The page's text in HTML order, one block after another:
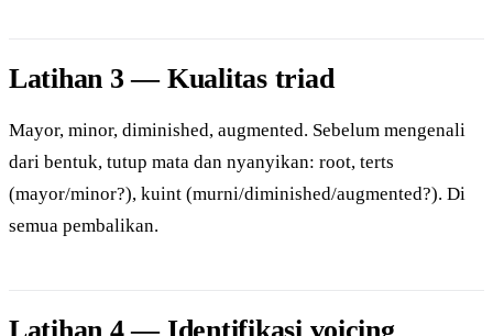
Latihan 3 — Kualitas triad
Mayor, minor, diminished, augmented. Sebelum mengenali
dari bentuk, tutup mata dan nyanyikan: root, terts
(mayor/minor?), kuint (murni/diminished/augmented?). Di
semua pembalikan.